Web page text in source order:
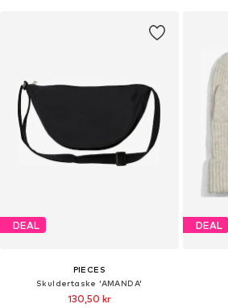
DEAL
PIECES
Skuldertaske 'AMANDA'
130,50 kr
DEAL